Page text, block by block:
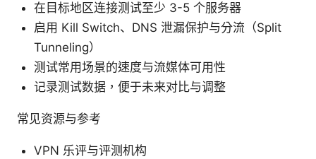
在目标地区连接测试至少 3-5 个服务器
启用 Kill Switch、DNS 泄漏保护与分流（Split
Tunneling）
测试常用场景的速度与流媒体可用性
记录测试数据，便于未来对比与调整
常见资源与参考
VPN 乐评与评测机构